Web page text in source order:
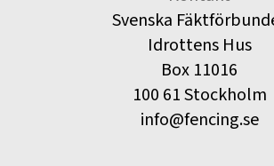
Svenska
Idrottens Hus
Box 11016
100 61 Stockholm
info@fencing.se